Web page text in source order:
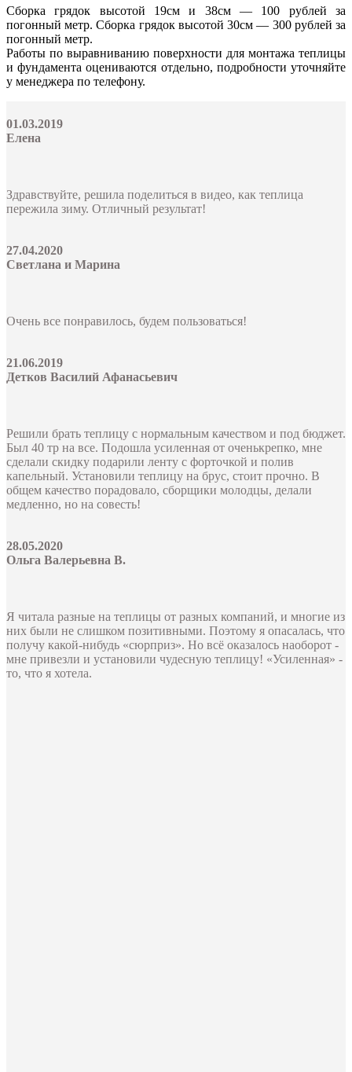
Сборка грядок высотой 19см и 38см — 100 рублей за
погонный метр. Сборка грядок высотой 30см — 300 рублей за
погонный метр.
Работы по выравниванию поверхности для монтажа теплицы
и фундамента оцениваются отдельно, подробности уточняйте
у менеджера по телефону.
01.03.2019
Елена
Здравствуйте, решила поделиться в видео, как теплица
пережила зиму. Отличный результат!
27.04.2020
Светлана и Марина
Очень все понравилось, будем пользоваться!
21.06.2019
Детков Василий Афанасьевич
Решили брать теплицу с нормальным качеством и под бюджет.
Был 40 тр на все. Подошла усиленная от оченькрепко, мне
сделали скидку подарили ленту с форточкой и полив
капельный. Установили теплицу на брус, стоит прочно. В
общем качество порадовало, сборщики молодцы, делали
медленно, но на совесть!
28.05.2020
Ольга Валерьевна В.
Я читала разные на теплицы от разных компаний, и многие из
них были не слишком позитивными. Поэтому я опасалась, что
получу какой-нибудь «сюрприз». Но всё оказалось наоборот -
мне привезли и установили чудесную теплицу! «Усиленная» -
то, что я хотела.